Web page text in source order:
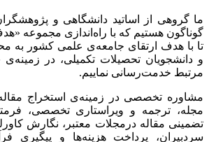
ما گروهی از اساتید دانشگاهی و
گوناگون هستیم که با راه‌اندازی مجموعه
تا با هدف ارتقای جامعه‌ی علمی کشور به
و دانشجویان تحصیلات تکمیلی، در
مرتبط خدمت‌رسانی نماییم.
مشاوره تخصصی در زمینه‌ی استخراج مقاله
مجله، ترجمه و ویراستاری تخصصی،
تضمینی مقاله درمجلات معتبر، نگارش
سردبیران، پرداخت هزینه‌ها و پیگیری